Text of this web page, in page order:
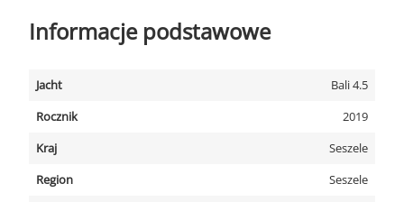
Informacje podstawowe
Jacht
Bali 4.5
Rocznik
2019
Kraj
Seszele
Region
Seszele